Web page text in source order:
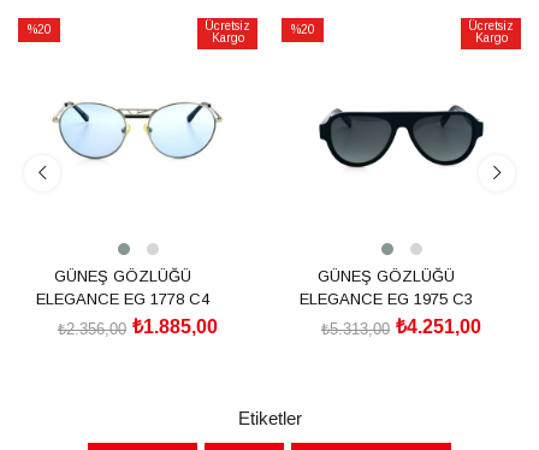
%20
Ücretsiz
Kargo
GÜNEŞ GÖZLÜĞÜ
ELEGANCE EG 1778 C4
₺1.885,00
₺2.356,00
%20
Ücretsiz
Kargo
GÜNEŞ GÖZLÜĞÜ
ELEGANCE EG 1975 C3
₺4.251,00
₺5.313,00
Etiketler